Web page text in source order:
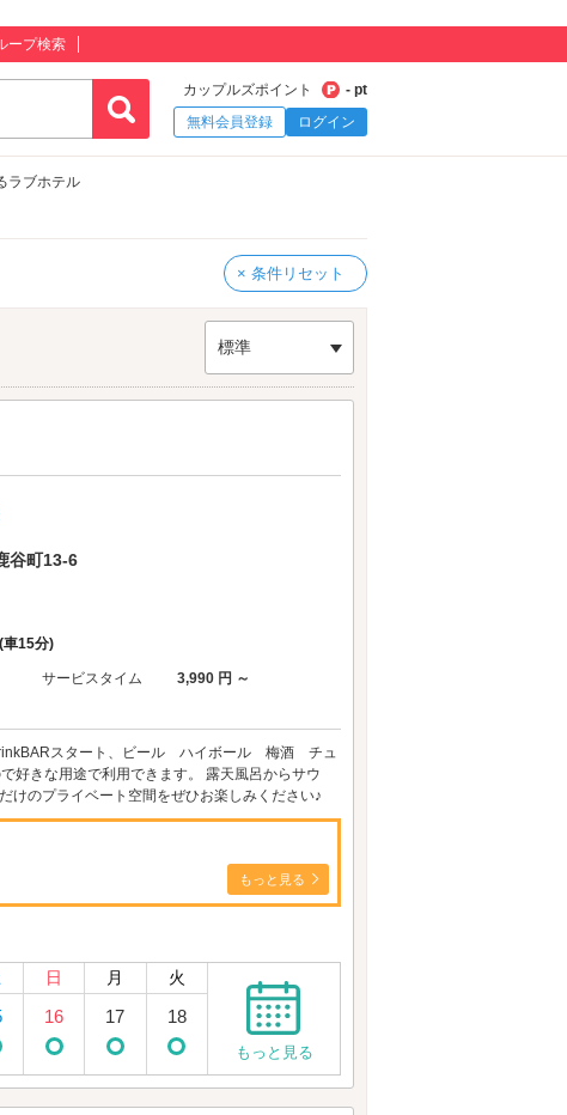
ープ検索
カップルズポイント
- pt
無料会員登録
ログイン
ラブホテル
× 条件リセット
標準
谷町13-6
(車15分)
サービスタイム
3,990 円 ～
スタート、ビール ハイボール 梅酒 チュ
きな用途で利用できます。 露天風呂からサウ
けのプライベート空間をぜひお楽しみください♪
もっと見る
日 月 火
16 17 18
もっと見る